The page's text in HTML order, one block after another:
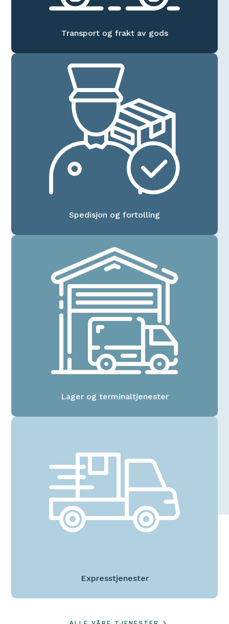
Transport og frakt av gods
Spedisjon og fortolling
Lager og terminaltjenester
Expresstjenester